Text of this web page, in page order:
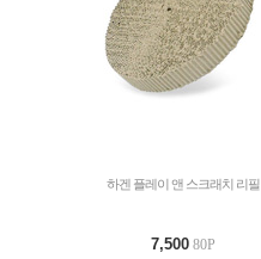
하겐 플레이 앤 스크래치 리필
7,500 80P